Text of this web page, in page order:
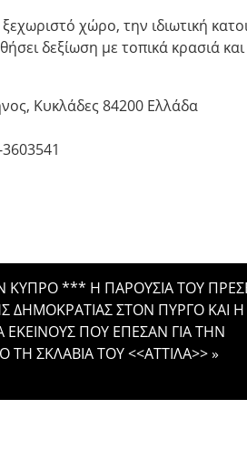
χώρο, την ιδιωτική
δεξίωση με τοπικά κρασιά και
Κυκλάδες 84200 Ελλάδα
ΚΥΠΡΟ *** Η ΠΑΡΟΥΣΙΑ ΤΟΥ
ΔΗΜΟΚΡΑΤΙΑΣ ΣΤΟΝ ΠΥΡΓΟ ΚΑΙ Η
ΕΚΕΙΝΟΥΣ ΠΟΥ ΕΠΕΣΑΝ ΓΙΑ ΤΗΝ
ΤΗ ΣΚΛΑΒΙΑ ΤΟΥ <<ΑΤΤΙΛΑ>>»